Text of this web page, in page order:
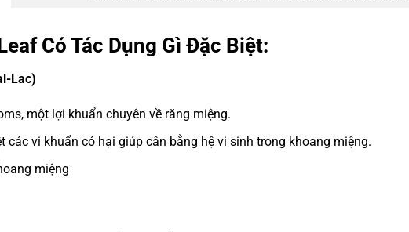
Có Tác Dụng Gì Đặc Biệt:
Lac)
một lợi khuẩn chuyên về răng miệng.
vi khuẩn có hại giúp cân bằng hệ vi sinh trong khoang miệng.
miệng